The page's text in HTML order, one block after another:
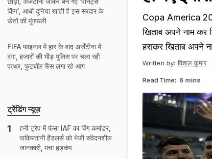
Copa America
खिताब अपने नाम कर
हराकर खिताब अपने
Written by: विशाल कुमार
Read Time: 6 mins
किंग', आधी दुनिया खाती है इस सरदार के
खेतों की मूंगफली
FIFA फाइनल में हार के बाद अर्जेंटीना में
दंगा, हजारों की भीड़ पुलिस पर चला रही
पत्थर, फुटबॉल फैंस लगा रहे आग
ट्रेंडिंग न्यूज़
हनी ट्रैप में फंसा IAF का विंग कमांडर,
पाकिस्तानी हैंडलर्स को भेजी संवेदनशील
जानकारी, मचा हड़कंप